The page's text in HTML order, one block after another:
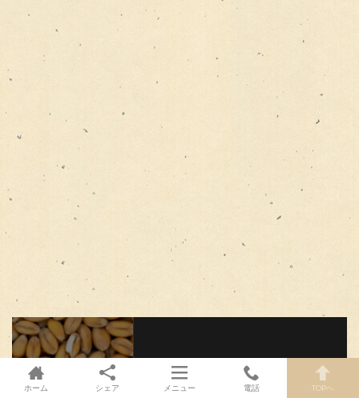
ときめくくらしブログの最新情報をチ
ェックしよう！
ホーム シェア メニュー 電話 TOPへ